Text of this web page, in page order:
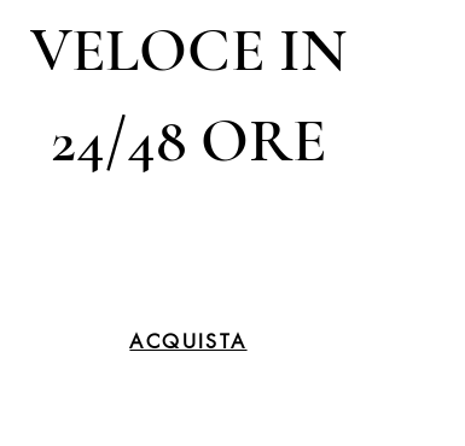
VELOCE IN
24/48 ORE
ACQUISTA